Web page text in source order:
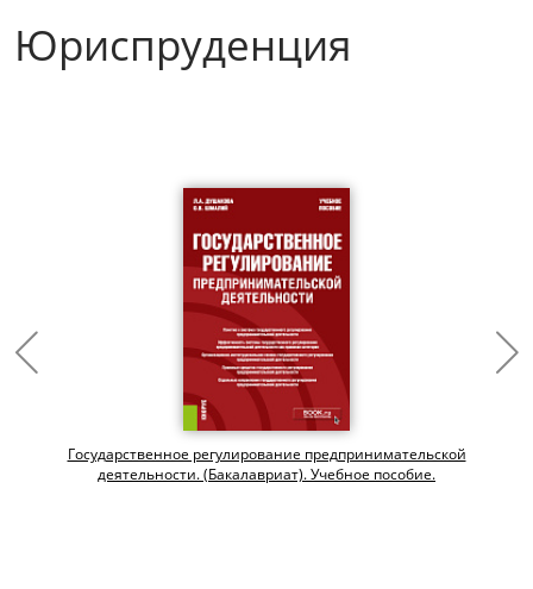
Юриспруденция
Государственное регулирование предпринимательской
деятельности. (Бакалавриат). Учебное пособие.